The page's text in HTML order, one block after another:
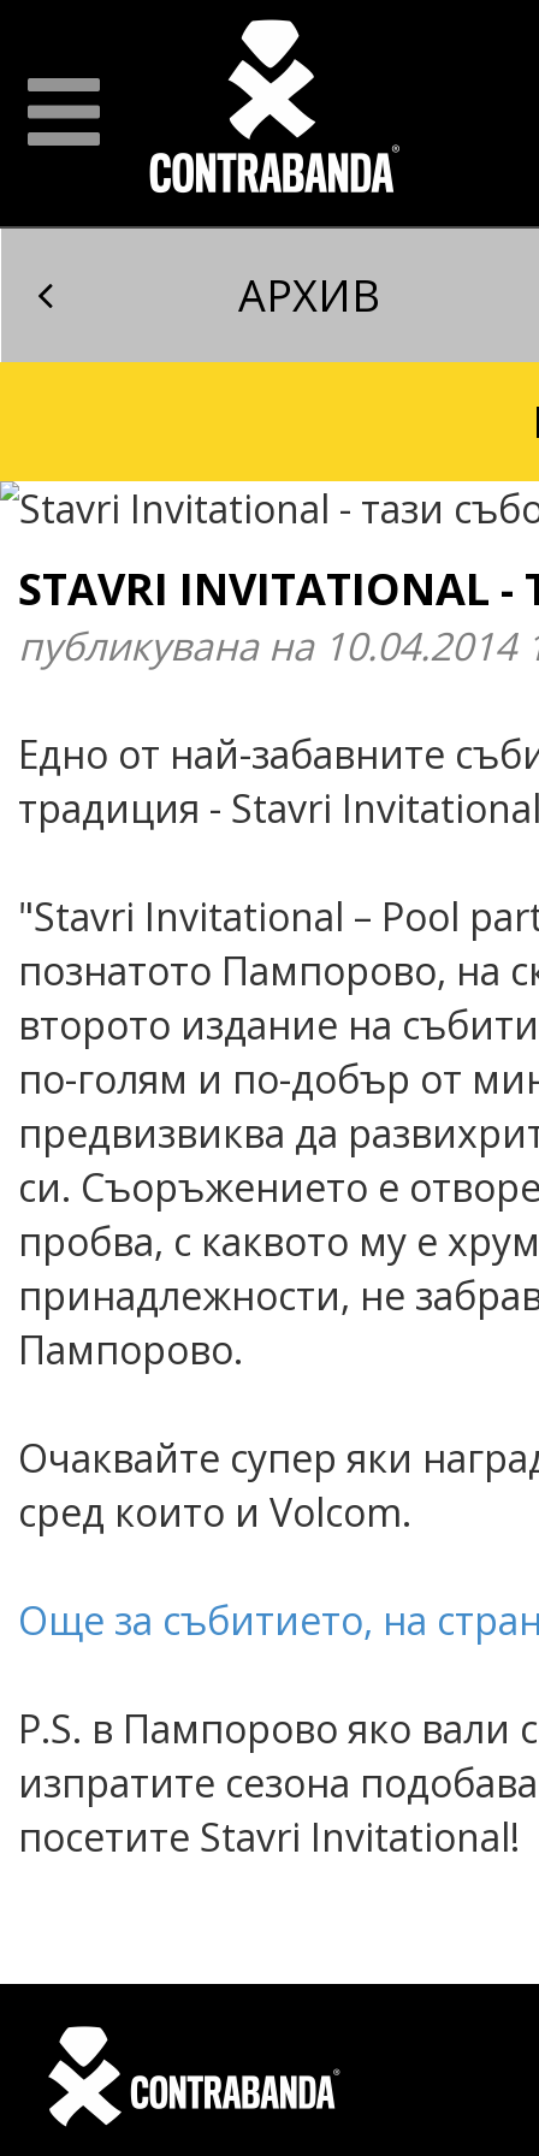
АРХИВ
STAVRI INVITATIONAL
публикувана на 10.04.2014
Едно от най-забавните
традиция - Stavri
"Stavri Invitational – Pool
познатото Пампорово, на
второто издание на
по-голям и по-добър от
предвизвиква да
си. Съоръжението е
пробва, с каквото му е
принадлежности, не
Пампорово.
Очаквайте супер яки
сред които и Volcom.
Още за събитието, на
P.S. в Пампорово яко вали
изпратите сезона
посетите Stavri Invitational!